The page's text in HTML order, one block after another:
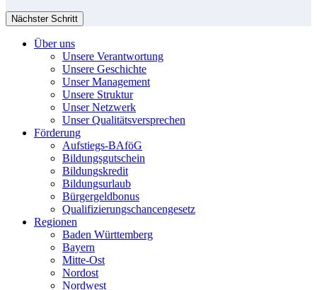
Nächster Schritt
Über uns
Unsere Verantwortung
Unsere Geschichte
Unser Management
Unsere Struktur
Unser Netzwerk
Unser Qualitätsversprechen
Förderung
Aufstiegs-BAföG
Bildungsgutschein
Bildungskredit
Bildungsurlaub
Bürgergeldbonus
Qualifizierungschancengesetz
Regionen
Baden Württemberg
Bayern
Mitte-Ost
Nordost
Nordwest